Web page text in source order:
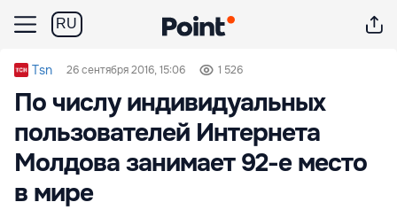
RU
Tsn 26 сентября 2016, 15:06 1 526
По числу индивидуальных
пользователей Интернета
Молдова занимает 92-е место
в мире